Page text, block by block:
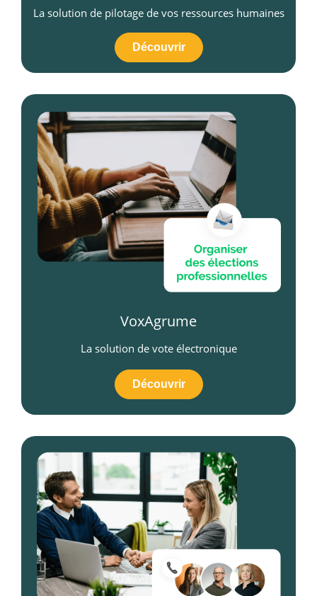
La solution de pilotage de vos ressources humaines
Découvrir
VoxAgrume
La solution de vote électronique
Découvrir